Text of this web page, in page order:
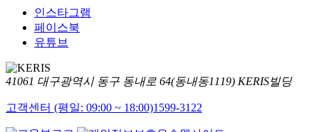
인스타그램
페이스북
유튜브
41061 대구광역시 동구 동내로 64(동내동1119) KERIS빌딩
고객센터 (평일: 09:00 ~ 18:00)1599-3122